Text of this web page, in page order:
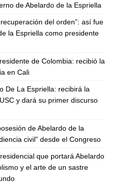
de Abelardo de la Espriella
del orden”: así fue
la Espriella como presidente
de Colombia: recibió la
en Cali
De La Espriella: recibirá la
y dará su primer discurso
de Abelardo de la
civil” desde el Congreso
que portará Abelardo
y el arte de un sastre